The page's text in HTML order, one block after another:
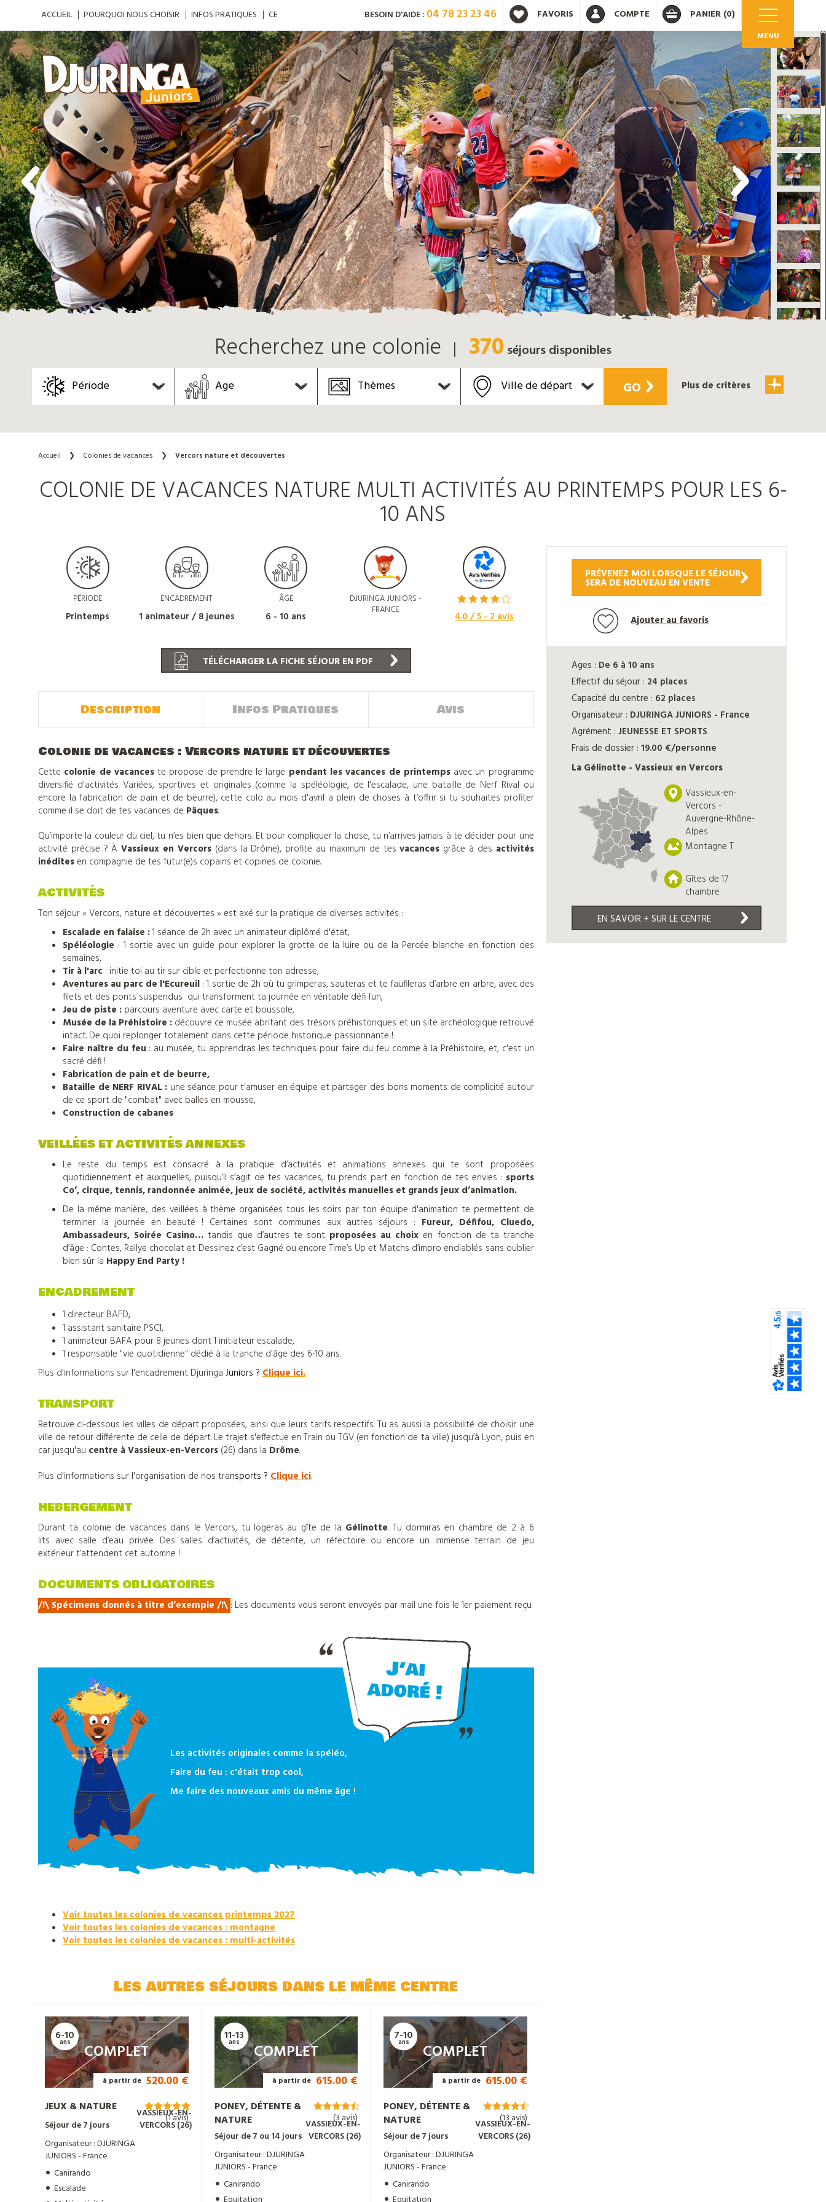
MENU
PANIER (0)
COMPTE
Vous avez déjà un compte ?
OK
Mot de passe oublié ?
Nouveau client ? Créez votre compte
FAVORIS
BESOIN D'AIDE : 04 78 23 23 46
ACCUEIL POURQUOI NOUS CHOISIR INFOS PRATIQUES CE
colonies
vacances
centres
d'hébergements
Informations
pratiques
Tout
Djuringa
actualités
Contact
catalogue
Recherchez une colonie 370 séjoursdisponibles
Période Age Thèmes Ville de départ GO Plus de critères
Accueil ❯ Colonies de vacances ❯ Vercors nature et découvertes
COLONIE DE VACANCES NATURE MULTI ACTIVITÉS AU PRINTEMPS POUR LES 6-
10 ANS
PÉRIODE
Printemps
ENCADREMENT
1 animateur / 8 jeunes
ÂGE
6 - 10 ans
DJURINGA JUNIORS -
FRANCE
4.0/ 5 -2avis
TÉLÉCHARGER LA FICHE SÉJOUR EN PDF
Description Infos Pratiques Avis
Colonie de vacances : Vercors nature et découvertes
Cette colonie de vacanceste propose de prendre le large pendant les vacances de printemps avec un programme
diversifié d'activités. Variées, sportives et originales (comme la spéléologie, de l'escalade, une bataille de Nerf Rival ou
encore la fabrication de pain et de beurre), cette colo au mois d'avril a plein de choses à t’offrir si tu souhaites profiter
comme il se doit de tes vacances de Pâques.
Qu’importe la couleur du ciel, tu n’es bien que dehors. Et pour compliquer la chose, tu n’arrives jamais à te décider pour une
activité précise ? ÀVassieux en Vercors(dans la Drôme), profite au maximum de tesvacances grâce à des activités
inéditesen compagnie de tes futur(e)s copains et copines de colonie.
ACTIVITÉS
Ton séjour « Vercors, nature et découvertes » est axé sur la pratique de diverses activités :
Escalade en falaise :1 séance de 2h avec un animateur diplômé d'état,
Spéléologie : 1 sortie avec un guide pour explorer la grotte de la luire ou de la Percée blanche en fonction des
semaines,
Tir à l'arc : initie toi au tir sur cible et perfectionne ton adresse,
Aventures au parc de l'Ecureuil : 1 sortie de 2h où tu grimperas, sauteras et te faufileras d’arbre en arbre, avec des
filets et des ponts suspendus qui transforment ta journée en véritable défi fun,
Jeu de piste : parcours aventure avec carte et boussole,
Musée de la Préhistoire : découvre ce musée abritant des trésors préhistoriques et un site archéologique retrouvé
intact. De quoi replonger totalement dans cette période historique passionnante !
Faire naître du feu : au musée, tu apprendras les techniques pour faire du feu comme à la Préhistoire, et, c'est un
sacré défi !
Fabrication de pain et de beurre,
Bataille de NERF RIVAL : une séance pour t'amuser en équipe et partager des bons moments de complicité autour
de ce sport de "combat" avec balles en mousse,
Construction de cabanes
VEILLÉES ET ACTIVITÉS ANNEXES
Le reste du temps est consacré à la pratique d’activités et animations annexes qui te sont proposées
quotidiennement et auxquelles, puisqu’il s’agit de tes vacances, tu prends part en fonction de tes envies : sports
Co’, cirque, tennis, randonnée animée, jeux de société, activités manuelles et grands jeux d’animation.
De la même manière, des veillées à thème organisées tous les soirs par ton équipe d'animation te permettent de
terminer la journée en beauté ! Certaines sont communes aux autres séjours : Fureur, Défifou, Cluedo,
Ambassadeurs, Soirée Casino… tandis que d’autres te sont proposées au choix en fonction de ta tranche
d’âge : Contes, Rallye chocolat et Dessinez c’est Gagné ou encore Time’s Up et Matchs d’impro endiablés sans oublier
bien sûr la Happy End Party !
ENCADREMENT
1 directeur BAFD,
1 assistant sanitaire PSC1,
1 animateur BAFA pour 8 jeunes dont 1 initiateur escalade,
1 responsable "vie quotidienne" dédié à la tranche d'âge des 6-10 ans.
Plus d'informations sur l'encadrement Djuringa Juniors ? Clique ici.
TRANSPORT
Retrouve ci-dessous les villes de départ proposées, ainsi que leurs tarifs respectifs. Tu as aussi la possibilité de choisir une
ville de retour différente de celle de départ. Le trajet s'effectue en Train ou TGV (en fonction de ta ville) jusqu’à Lyon, puis en
car jusqu'au centre à Vassieux-en-Vercors (26) dans la Drôme.
Plus d'informations sur l'organisation de nos transports ? Clique ici.
HEBERGEMENT
Durant ta colonie de vacances dans le Vercors, tu logeras au gîte de la Gélinotte. Tu dormiras en chambre de 2 à 6
lits avec salle d’eau privée. Des salles d’activités, de détente, un réfectoire ou encore un immense terrain de jeu
extérieur t’attendent cet automne !
DOCUMENTS OBLIGATOIRES
/!\ Spécimens donnés à titre d’exemple /!\ : Les documents vous seront envoyés par mail une fois le 1er paiement reçu.
Les activités originales comme la spéléo,
Faire du feu : c'était trop cool,
Me faire des nouveaux amis du même âge !
Voir toutes les colonies de vacances printemps 2027
Voir toutes les colonies de vacances : montagne
Voir toutes les colonies de vacances : multi-activités
Les autres séjours dans le même centre
COMPLET
6-10
ans
à partir de 520.00 €
JEUX & NATURE
Séjour de 7 jours
VASSIEUX-EN-
VERCORS (26)
Organisateur : DJURINGA
JUNIORS - France
Canirando
Escalade
(1 avis)
COMPLET
11-13
ans
à partir de 615.00 €
PONEY, DÉTENTE &
NATURE
Séjour de 7 ou 14 jours
VASSIEUX-EN-
VERCORS (26)
Organisateur : DJURINGA
JUNIORS - France
Canirando
(3 avis)
COMPLET
7-10
ans
à partir de 615.00 €
PONEY, DÉTENTE &
NATURE
Séjour de 7 jours
VASSIEUX-EN-
VERCORS (26)
Organisateur : DJURINGA
JUNIORS - France
Canirando
(13 avis)
PRÉVENEZ MOI LORSQUE LE SÉJOUR
SERA DE NOUVEAU EN VENTE
Ajouter au favoris
Ages : De 6 à 10 ans
Effectif du séjour : 24 places
Capacité du centre : 62 places
Organisateur : DJURINGA JUNIORS - France
Agrément : JEUNESSE ET SPORTS
Frais de dossier : 19.00 €/personne
La Gélinotte - Vassieux en Vercors
Vassieux-en-
Vercors -
Auvergne-Rhône-
Alpes
Montagne T
Gîtes de 17
chambre
EN SAVOIR + SUR LE CENTRE